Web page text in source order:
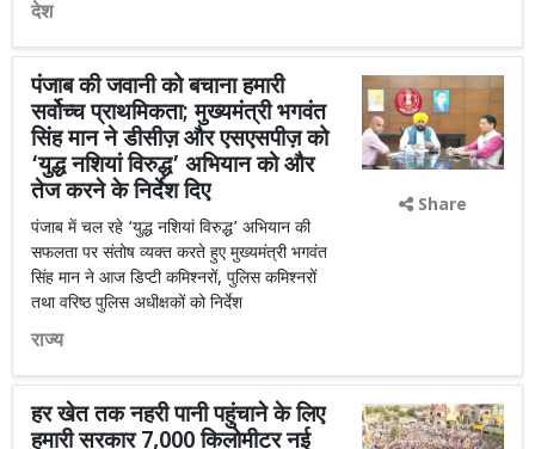
देश
पंजाब की जवानी को बचाना हमारी
सर्वोच्च प्राथमिकता; मुख्यमंत्री भगवंत
सिंह मान ने डीसीज़ और एसएसपीज़ को
‘युद्ध नशियां विरुद्ध’ अभियान को और
तेज करने के निर्देश दिए
पंजाब में चल रहे ‘युद्ध नशियां विरुद्ध’ अभियान की
सफलता पर संतोष व्यक्त करते हुए मुख्यमंत्री भगवंत
सिंह मान ने आज डिप्टी कमिश्नरों, पुलिस कमिश्नरों
तथा वरिष्ठ पुलिस अधीक्षकों को निर्देश
राज्य
Share
हर खेत तक नहरी पानी पहुंचाने के लिए
हमारी सरकार 7,000 किलोमीटर नई